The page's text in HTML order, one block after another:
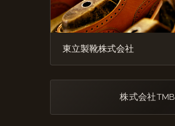
東立製靴株式会社
株式会社TMB